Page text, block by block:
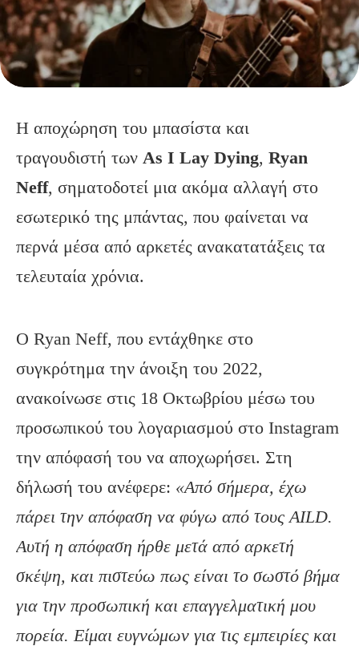
Η αποχώρηση του μπασίστα και
τραγουδιστή των As I Lay Dying, Ryan
Neff, σηματοδοτεί μια ακόμα αλλαγή στο
εσωτερικό της μπάντας, που φαίνεται να
περνά μέσα από αρκετές ανακατατάξεις τα
τελευταία χρόνια.
Ο Ryan Neff, που εντάχθηκε στο
συγκρότημα την άνοιξη του 2022,
ανακοίνωσε στις 18 Οκτωβρίου μέσω του
προσωπικού του λογαριασμού στο Instagram
την απόφασή του να αποχωρήσει. Στη
δήλωσή του ανέφερε: «Από σήμερα, έχω
πάρει την απόφαση να φύγω από τους AILD.
Αυτή η απόφαση ήρθε μετά από αρκετή
σκέψη, και πιστεύω πως είναι το σωστό βήμα
για την προσωπική και επαγγελματική μου
πορεία. Είμαι ευγνώμων για τις εμπειρίες και